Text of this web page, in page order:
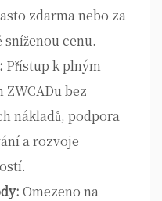
zdarma nebo za
sníženou cenu.
Přístup k plným
bez
nákladů, podpora
a rozvoje
Omezeno na